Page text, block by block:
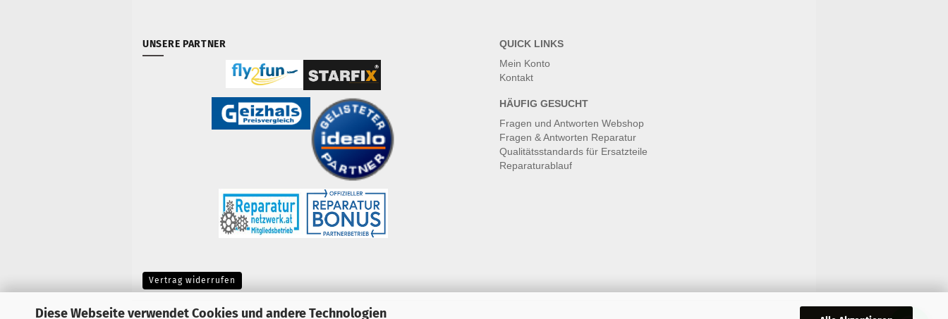
Diese Webseite verwendet Cookies und andere Technologien
UNSERE PARTNER
QUICK LINKS
Mein Konto
Kontakt
HÄUFIG GESUCHT
Fragen und Antworten Webshop
Fragen & Antworten Reparatur
Qualitätsstandards für Ersatzteile
Reparaturablauf
Vertrag widerrufen